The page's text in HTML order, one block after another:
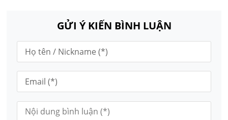
GỬI Ý KIẾN BÌNH LUẬN